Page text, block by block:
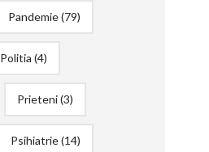
Pandemie(79)
Politia (4)
Prieteni(3)
Psihiatrie(14)